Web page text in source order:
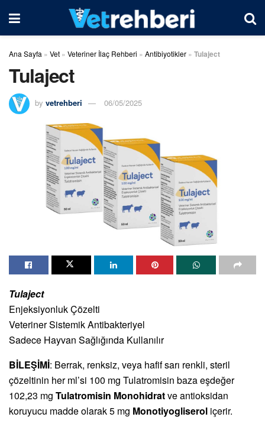
Ana Sayfa » Vet » Veteriner İlaç Rehberi » Antibiyotikler » Tulaject
Tulaject
by vetrehberi 06/05/2025
Tulaject
Enjeksiyonluk Çözelti
Veteriner Sistemik Antibakteriyel
Sadece Hayvan Sağlığında Kullanılır
BİLEŞİMİ: Berrak, renksiz, veya hafif sarı renkli, steril
çözeltinin her ml’si 100 mg Tulatromisin baza eşdeğer
102,23 mg Tulatromisin Monohidratve antioksidan
koruyucu madde olarak 5 mg Monotiyogliserol içerir.